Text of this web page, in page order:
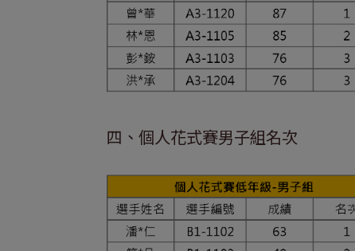
四、個人花式賽男子組名次